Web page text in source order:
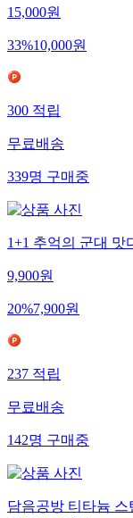
15,000원
33%10,000원
300적립
무료배송
339명구매중
1+1 추억의 군대 맛
9,900원
20%7,900원
237적립
무료배송
142명구매중
담음공방 티타늄 스